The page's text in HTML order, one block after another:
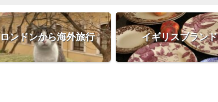
ロンドンから海外旅行 イギリスブランド